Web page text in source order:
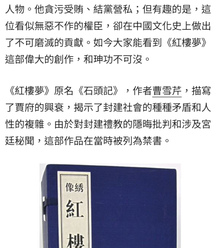
人物。他貪污受賄、結黨營私；但有趣的是，這
位看似無惡不作的權臣，卻在中國文化史上做出
了不可磨滅的貢獻。如今大家能看到《紅樓夢》
這部偉大的創作，和珅功不可沒。
《紅樓夢》原名《石頭記》，作者曹雪芹 ，描寫
了賈府的興衰，揭示了封建社會的種種矛盾和人
性的複雜。由於對封建禮教的隱晦批判和涉及宮
廷秘聞，這部作品在當時被列為禁書。